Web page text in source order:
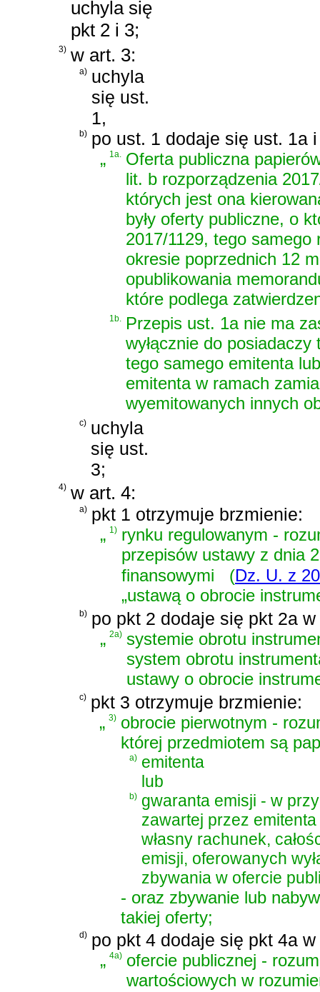
uchyla się
pkt 2 i 3;
3) w art. 3:
a) uchyla
się ust.
1,
b) po ust. 1 dodaje się ust. 1a
„1a.
Oferta publiczna
lit. b rozporządzenia
których jest ona
były oferty publiczne, o
2017/1129, tego
okresie poprzednich 12
opublikowania
które podlega
1b.
Przepis ust. 1a nie ma
wyłącznie do
tego samego emitenta
emitenta w ramach
wyemitowanych innych
c) uchyla
się ust.
3;
4) w art. 4:
a) pkt 1 otrzymuje brzmienie:
„1) rynku regulowanym -
przepisów ustawy z dnia
finansowymi
(Dz. U. z
„ustawą o obrocie
b) po pkt 2 dodaje się pkt 2a
„2a) systemie obrotu
system obrotu
ustawy o obrocie
c) pkt 3 otrzymuje brzmienie:
„3) obrocie pierwotnym -
której przedmiotem są
a) emitenta
lub
b) gwaranta emisji - w
zawartej przez
własny rachunek,
emisji, oferowanych
zbywania w ofercie
- oraz zbywanie lub
takiej oferty;
d) po pkt 4 dodaje się pkt 4a
„4a) ofercie publicznej -
wartościowych w